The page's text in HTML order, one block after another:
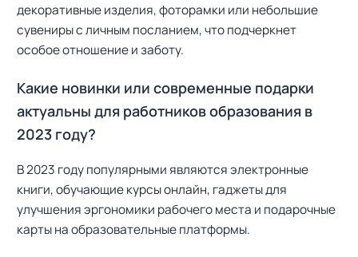
декоративные изделия, фоторамки или небольшие
сувениры с личным посланием, что подчеркнет
особое отношение и заботу.
Какие новинки или современные подарки
актуальны для работников образования в
2023 году?
В 2023 году популярными являются электронные
книги, обучающие курсы онлайн, гаджеты для
улучшения эргономики рабочего места и подарочные
карты на образовательные платформы.